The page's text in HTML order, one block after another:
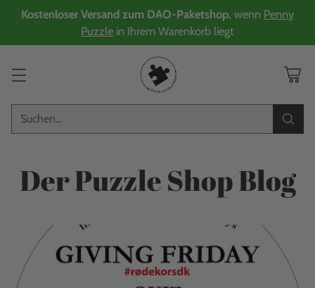
Kostenloser Versand zum DAO-Paketshop, wenn Penny
Puzzle in Ihrem Warenkorb liegt
Suchen…
Der Puzzle Shop Blog